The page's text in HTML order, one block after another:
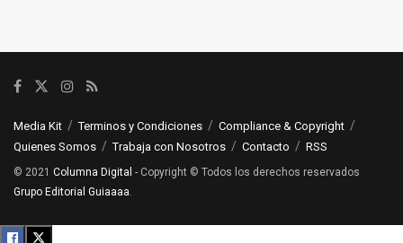
Media Kit Terminos y Condiciones
Compliance & Copyright
Quienes Somos
Trabaja con Nosotros Contacto RSS
© 2021 Columna Digital - Copyright © Todos los derechos reservados
Grupo Editorial Guiaaaa.